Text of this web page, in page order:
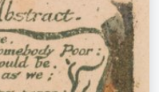
arbre.